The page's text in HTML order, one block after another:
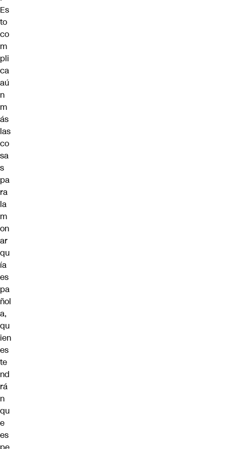
Es
to
co
m
pli
ca
aú
n
m
ás
las
co
sa
s
pa
ra
la
m
on
ar
qu
ía
es
pa
ñol
a,
qu
ien
es
te
nd
rá
n
qu
e
es